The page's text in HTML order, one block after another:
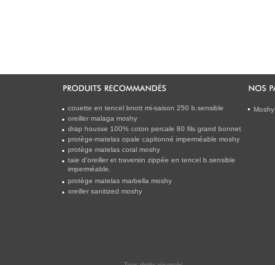
couette en tencel bnott mi-saison 250 b.sensible
oreiller malaga moshy
drap housse 100% coton percale 80 fils grand bonnet
protège-matelas opale capitonné imperméable moshy
protège matelas coral moshy
taie d'oreiller et traversin zippée en tencel b.sensible
imperméable.
protège matelas marbella moshy
oreiller sanitized moshy
Moshy